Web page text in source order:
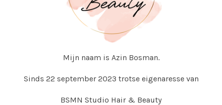
Mijn naam is Azin Bosman.
Sinds 22 september 2023 trotse eigenaresse van
BSMN Studio Hair & Beauty